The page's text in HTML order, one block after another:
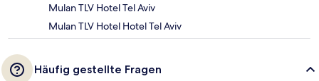
Mulan TLV Hotel Tel Aviv
Mulan TLV Hotel Hotel Tel Aviv
Häufig gestellte Fragen